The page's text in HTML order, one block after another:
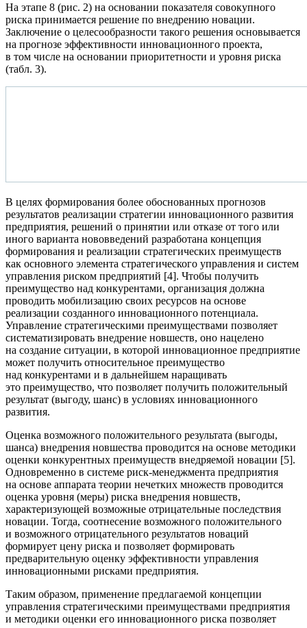
На этапе 8 (рис. 2) на основании показателя совокупного
риска принимается решение по внедрению новации.
Заключение о целесообразности такого решения основывается
на прогнозе эффективности инновационного проекта,
в том числе на основании приоритетности и уровня риска
(табл. 3).
В целях формирования более обоснованных прогнозов
результатов реализации стратегии инновационного развития
предприятия, решений о принятии или отказе от того или
иного варианта нововведений разработана концепция
формирования и реализации стратегических преимуществ
как основного элемента стратегического управления и систем
управления риском предприятий [4]. Чтобы получить
преимущество над конкурентами, организация должна
проводить мобилизацию своих ресурсов на основе
реализации созданного инновационного потенциала.
Управление стратегическими преимуществами позволяет
систематизировать внедрение новшеств, оно нацелено
на создание ситуации, в которой инновационное предприятие
может получить относительное преимущество
над конкурентами и в дальнейшем наращивать
это преимущество, что позволяет получить положительный
результат (выгоду, шанс) в условиях инновационного
развития.
Оценка возможного положительного результата (выгоды,
шанса) внедрения новшества проводится на основе методики
оценки конкурентных преимуществ внедряемой новации [5].
Одновременно в системе риск-менеджмента предприятия
на основе аппарата теории нечетких множеств проводится
оценка уровня (меры) риска внедрения новшеств,
характеризующей возможные отрицательные последствия
новации. Тогда, соотнесение возможного положительного
и возможного отрицательного результатов новаций
формирует цену риска и позволяет формировать
предварительную оценку эффективности управления
инновационными рисками предприятия.
Таким образом, применение предлагаемой концепции
управления стратегическими преимуществами предприятия
и методики оценки его инновационного риска позволяет